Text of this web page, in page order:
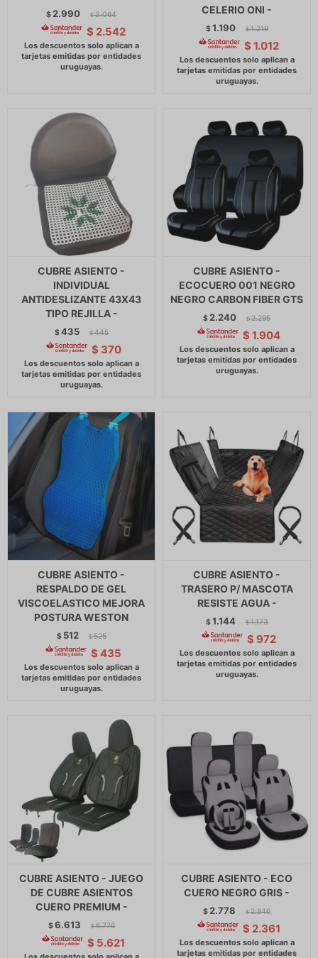
$ 2.990 $ 3.064
$ 2.542
CELERIO ONI -
$1.190 $ 1.219
$ 1.012
CUBRE ASIENTO -
INDIVIDUAL
ANTIDESLIZANTE 43X43
TIPO REJILLA -
$435 $ 445
$ 370
CUBRE ASIENTO -
ECOCUERO 001 NEGRO
NEGRO CARBON FIBER GTS
$ 2.240 $ 2.295
$ 1.904
CUBRE ASIENTO -
RESPALDO DE GEL
VISCOELASTICO MEJORA
POSTURA WESTON
$ 512 $ 525
$ 435
CUBRE ASIENTO -
TRASERO P/ MASCOTA
RESISTE AGUA -
$1.144 $ 1.173
$ 972
CUBRE ASIENTO - JUEGO
DE CUBRE ASIENTOS
CUERO PREMIUM -
$6.613 $ 6.776
$ 5.621
CUBRE ASIENTO - ECO
CUERO NEGRO GRIS -
$ 2.778 $ 2.846
$ 2.361